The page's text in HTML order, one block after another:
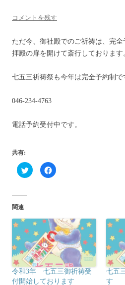
コメントを残す
ただ今、御社殿でのご祈祷は、完
拝殿の扉を開けて斎行しております
七五三祈祷祭も今年は完全予約制で
046-234-4763
電話予約受付中です。
共有:
ク
リ
で
共
有
(
新
し
い
F
a
共
有
す
る
に
は
ク
リ
ッ
ク
し
関連
令和3年 七五三御祈祷受
付開始しております
七五
す